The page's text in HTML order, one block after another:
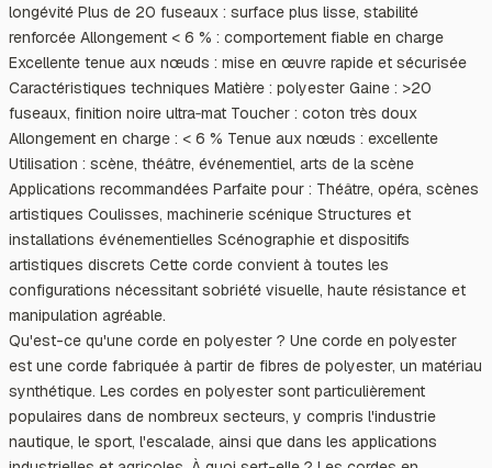
longévité Plus de 20 fuseaux : surface plus lisse, stabilité
renforcée Allongement < 6 % : comportement fiable en charge
Excellente tenue aux nœuds : mise en œuvre rapide et sécurisée
Caractéristiques techniques Matière : polyester Gaine : >20
fuseaux, finition noire ultra‑mat Toucher : coton très doux
Allongement en charge : < 6 % Tenue aux nœuds : excellente
Utilisation : scène, théâtre, événementiel, arts de la scène
Applications recommandées Parfaite pour : Théâtre, opéra, scènes
artistiques Coulisses, machinerie scénique Structures et
installations événementielles Scénographie et dispositifs
artistiques discrets Cette corde convient à toutes les
configurations nécessitant sobriété visuelle, haute résistance et
manipulation agréable.
Qu'est-ce qu'une corde en polyester ? Une corde en polyester
est une corde fabriquée à partir de fibres de polyester, un matériau
synthétique. Les cordes en polyester sont particulièrement
populaires dans de nombreux secteurs, y compris l'industrie
nautique, le sport, l'escalade, ainsi que dans les applications